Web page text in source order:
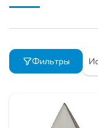
Фильтры